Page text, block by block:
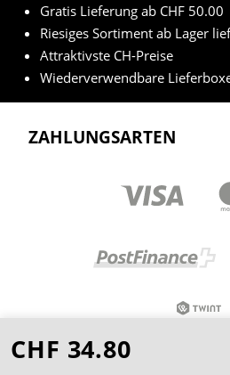
CHF 34.80
Gratis Lieferung ab CHF 50.00
Riesiges Sortiment ab Lager
Attraktivste CH-Preise
Wiederverwendbare
ZAHLUNGSARTEN